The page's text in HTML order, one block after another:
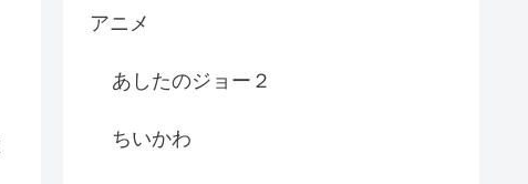
アニメ
あしたのジョー２
ちいかわ